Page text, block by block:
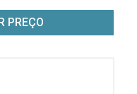
PREÇO